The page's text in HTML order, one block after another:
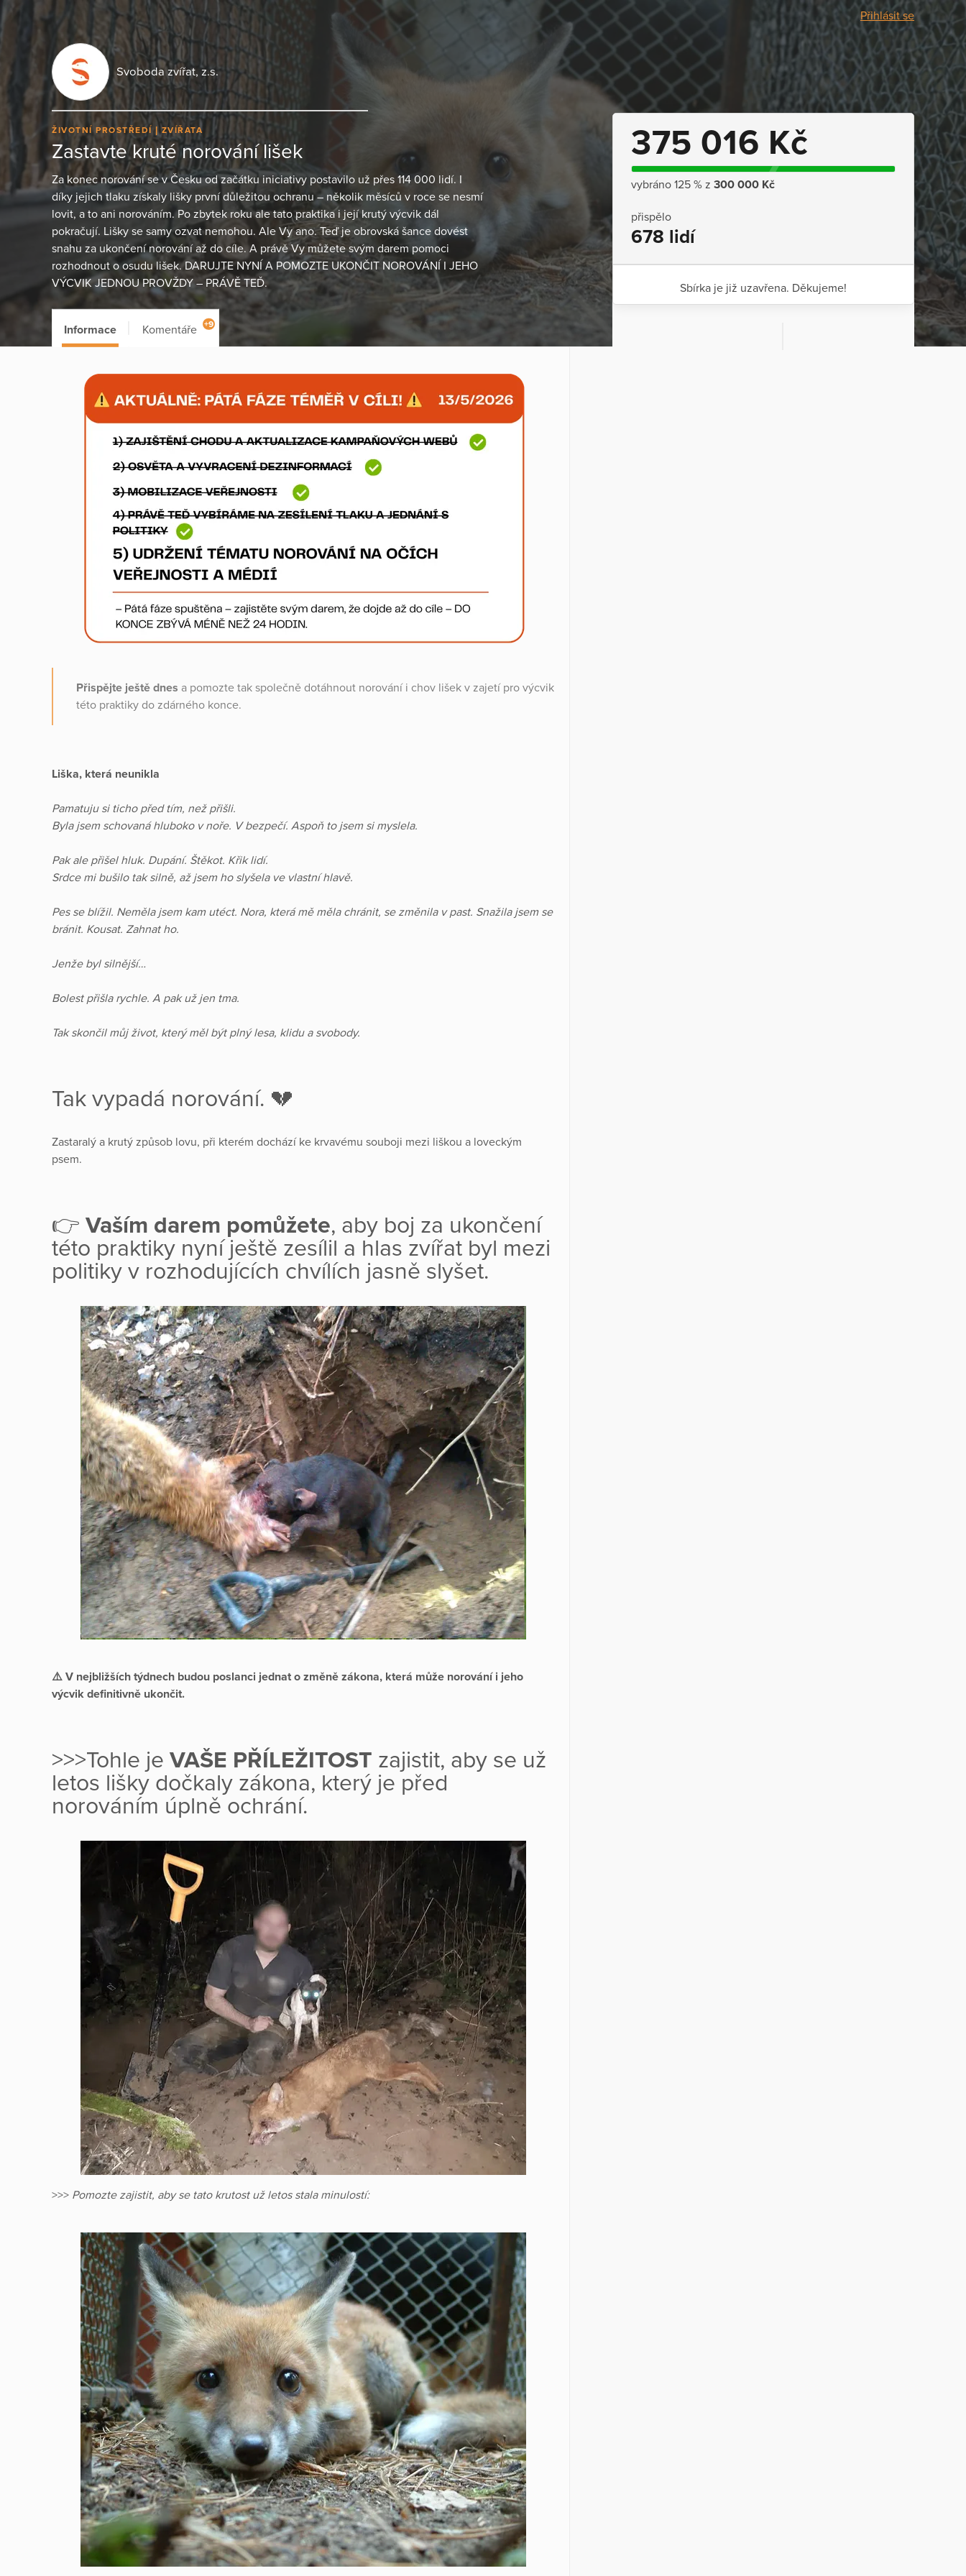
Přihlásit se
Svoboda zvířat, z.s.
ŽIVOTNÍ PROSTŘEDÍ ZVÍŘATA
Zastavte kruté norování lišek
Za konec norování se v Česku od začátku iniciativy postavilo už přes 114 000 lidí. I
díky jejich tlaku získaly lišky první důležitou ochranu – několik měsíců v roce se nesmí
lovit, a to ani norováním. Po zbytek roku ale tato praktika i její krutý výcvik dál
pokračují. Lišky se samy ozvat nemohou. Ale Vy ano. Teď je obrovská šance dovést
snahu za ukončení norování až do cíle. A právě Vy můžete svým darem pomoci
rozhodnout o osudu lišek. DARUJTE NYNÍ A POMOZTE UKONČIT NOROVÁNÍ I JEHO
VÝCVIK JEDNOU PROVŽDY – PRÁVĚ TEĎ.
375 016 Kč
vybráno 125 % z 300 000 Kč
přispělo
678 lidí
Sbírka je již uzavřena. Děkujeme!
Informace Komentáře +9
Přispějte ještě dnes a pomozte tak společně dotáhnout norování i chov lišek v zajetí pro výcvik
této praktiky do zdárného konce.
Liška, která neunikla
Pamatuju si ticho před tím, než přišli.
Byla jsem schovaná hluboko v noře. V bezpečí. Aspoň to jsem si myslela.
Pak ale přišel hluk. Dupání. Štěkot. Křik lidí.
Srdce mi bušilo tak silně, až jsem ho slyšela ve vlastní hlavě.
Pes se blížil. Neměla jsem kam utéct. Nora, která mě měla chránit, se změnila v past. Snažila jsem se
bránit. Kousat. Zahnat ho.
Jenže byl silnější…
Bolest přišla rychle. A pak už jen tma.
Tak skončil můj život, který měl být plný lesa, klidu a svobody.
Tak vypadá norování. 💔
Zastaralý a krutý způsob lovu, při kterém dochází ke krvavému souboji mezi liškou a loveckým
psem.
👉 Vaším darem pomůžete, aby boj za ukončení
této praktiky nyní ještě zesílil a hlas zvířat byl mezi
politiky v rozhodujících chvílích jasně slyšet.
⚠️ V nejbližších týdnech budou poslanci jednat o změně zákona, která může norování i jeho
výcvik definitivně ukončit.
>>>Tohle je VAŠE PŘÍLEŽITOST zajistit, aby se už
letos lišky dočkaly zákona, který je před
norováním úplně ochrání.
>>> Pomozte zajistit, aby se tato krutost už letos stala minulostí: